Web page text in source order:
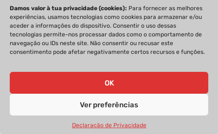
Damos valor à tua privacidade (cookies): Para fornecer as melhores
experiências, usamos tecnologias como cookies para armazenar e/ou
aceder a informações do dispositivo. Consentir o uso dessas
tecnologias permite-nos processar dados como o comportamento de
navegação ou IDs neste site. Não consentir ou recusar este
consentimento pode afetar negativamente certos recursos e funções.
OK
Ver preferências
Declaração de Privacidade
PRIVACIDADE FICHA TÉCNICA
ESTATUTO EDITORIAL
POLÍTICA DE COOKIES
CONTACTOS
GoRide 2026 | Todos os direitos reservados.